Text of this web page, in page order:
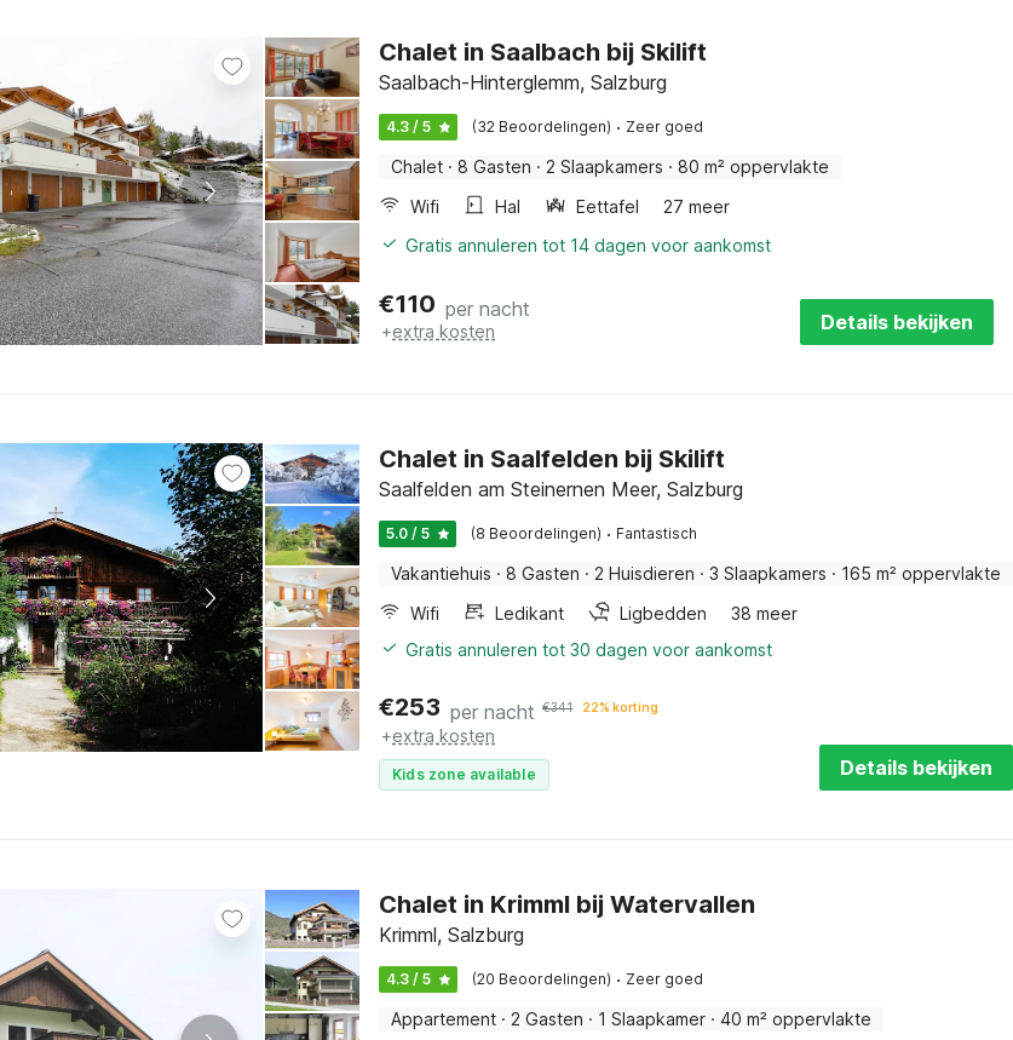
Chalet in Saalbach bij Skilift
Saalbach-Hinterglemm, Salzburg
4.3 / 5 (32 Beoordelingen) · Zeer goed
Chalet · 8 Gasten · 2 Slaapkamers · 80 m² oppervlakte
Wifi
Hal Eettafel
27 meer
Gratis annuleren tot 14 dagen voor aankomst
€110 per nacht
+extra kosten Details bekijken
Chalet in Saalfelden bij Skilift
Saalfelden am Steinernen Meer, Salzburg
5.0 / 5 (8 Beoordelingen) · Fantastisch
Vakantiehuis · 8 Gasten · 2 Huisdieren · 3 Slaapkamers · 165 m² oppervlakte
Wifi
Ledikant Ligbedden
38 meer
Gratis annuleren tot 30 dagen voor aankomst
€253 per nacht €341 22% korting
+extra kosten
Kids zone available Details bekijken
Chalet in Krimml bij Watervallen
Krimml, Salzburg
4.3 / 5 (20 Beoordelingen) · Zeer goed
Appartement · 2 Gasten · 1 Slaapkamer · 40 m² oppervlakte